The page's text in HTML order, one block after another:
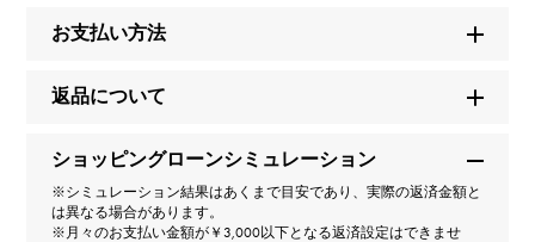
ブランド名
ユキザキ
モデル名
ノンブル
お支払い方法
返品について
ショッピングローンシミュレーション
※シミュレーション結果はあくまで目安であり、実際の返済金額と
は異なる場合があります。
※月々のお支払い金額が￥3,000以下となる返済設定はできませ